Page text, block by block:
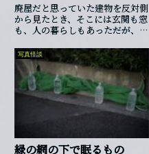
廃屋だと思っていた建物を反対側
から見たとき、そこには玄関も窓
も、人の暮らしもあった――だが、そ
存在していた。
写真怪談
緑の網の下で眠るもの